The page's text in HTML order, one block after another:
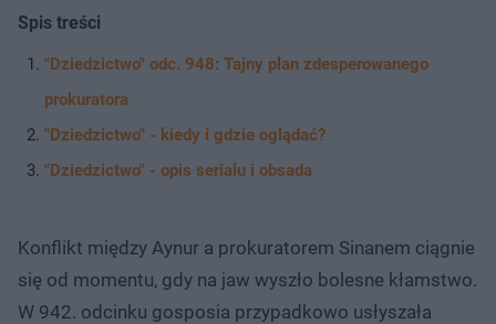
Spis treści
"Dziedzictwo" odc. 948: Tajny plan zdesperowanego
prokuratora
"Dziedzictwo" - kiedy i gdzie oglądać?
"Dziedzictwo" - opis serialu i obsada
Konflikt między Aynur a prokuratorem Sinanem ciągnie
się od momentu, gdy na jaw wyszło bolesne kłamstwo.
W 942. odcinku gosposia przypadkowo usłyszała